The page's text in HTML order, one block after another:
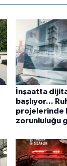
İnşaatta
başlıyor...
projelerinde
zorunluluğu